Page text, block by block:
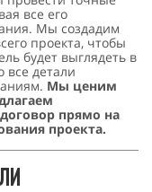
все его
Мы создадим
проекта, чтобы
будет выглядеть в
все детали
Мы ценим
прямо на
проекта.